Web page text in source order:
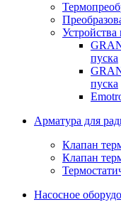
Устройства
пуска
пуска
Арматура для
Клапан
Клапан
Насосное